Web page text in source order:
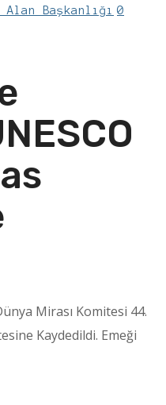
Alan Başkanlığı 0
Mirası Komitesi 44.
Kaydedildi. Emeği